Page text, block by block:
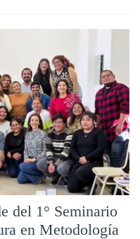
del 1° Seminario
en Metodología